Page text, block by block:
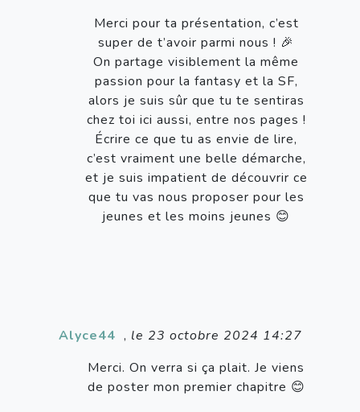
Merci pour ta présentation, c’est
super de t’avoir parmi nous ! 🎉
On partage visiblement la même
passion pour la fantasy et la SF,
alors je suis sûr que tu te sentiras
chez toi ici aussi, entre nos pages !
Écrire ce que tu as envie de lire,
c’est vraiment une belle démarche,
et je suis impatient de découvrir ce
que tu vas nous proposer pour les
jeunes et les moins jeunes 😊
Alyce44 , le 23 octobre 2024 14:27
Merci. On verra si ça plait. Je viens
de poster mon premier chapitre 😊